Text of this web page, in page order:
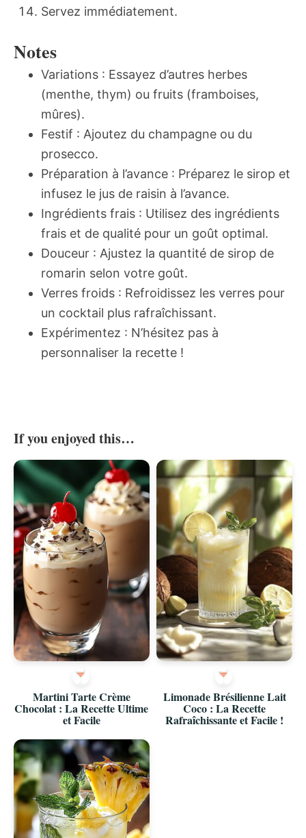
Servez immédiatement.
Notes
Variations : Essayez d’autres herbes
(menthe, thym) ou fruits (framboises,
mûres).
Festif : Ajoutez du champagne ou du
prosecco.
Préparation à l’avance : Préparez le sirop et
infusez le jus de raisin à l’avance.
Ingrédients frais : Utilisez des ingrédients
frais et de qualité pour un goût optimal.
Douceur : Ajustez la quantité de sirop de
romarin selon votre goût.
Verres froids : Refroidissez les verres pour
un cocktail plus rafraîchissant.
Expérimentez : N’hésitez pas à
personnaliser la recette !
If you enjoyed this…
Martini Tarte Crème
Chocolat : La Recette Ultime
et Facile
Limonade Brésilienne Lait
Coco : La Recette
Rafraîchissante et Facile !